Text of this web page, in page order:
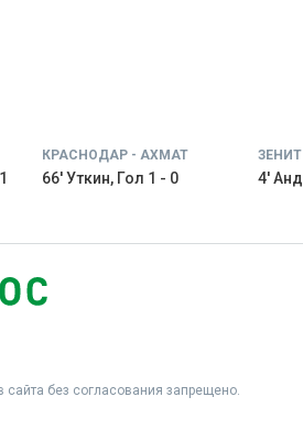
КРАСНОДАР - АХМАТ
66' Уткин, Гол 1 - 0 4'
сайта без согласования запрещено.